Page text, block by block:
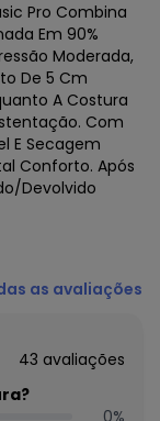
Pro Combina
Em 90%
Moderada,
De 5 Cm
A Costura
Com
E Secagem
Conforto. Após
Devolvido
Basic Pro
LTDA / CNPJ
a mão
as avaliações
43 avaliações